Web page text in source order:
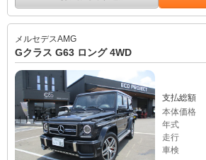
メルセデスAMG
Gクラス G63 ロング 4WD
支払総額
本体価格
年式
走行
車検